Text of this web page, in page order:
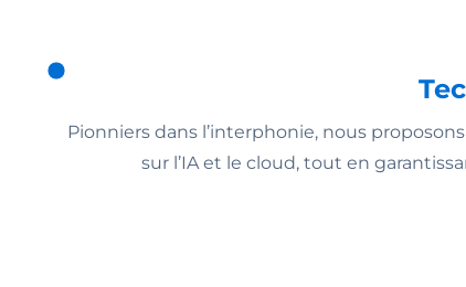
Pionniers dans l’interphonie, nous
sur l’IA et le cloud, tout en